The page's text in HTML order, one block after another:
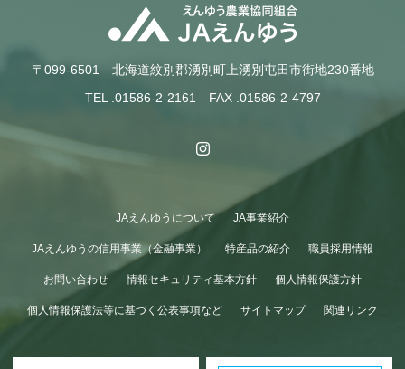
〒099-6501 北海道紋別郡湧別町上湧別屯田市街地230番地
TEL .01586-2-2161 FAX .01586-2-4797
JAえんゆうについて JA事業紹介
JAえんゆうの信用事業（金融事業） 特産品の紹介 職員採用情報
お問い合わせ 情報セキュリティ基本方針 個人情報保護方針
個人情報保護法等に基づく公表事項など サイトマップ 関連リンク